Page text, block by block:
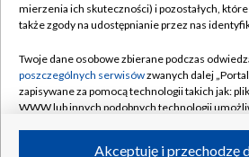
Naziemna Telewizja Cyfrowa
Rada Programowa
System NOS
Informacje o nadawcy
Pomoc
Kontakt
Kanały
mierzenia ich skuteczności) i pozostałych,
także zgody na udostępnianie przez nas
Twoje dane osobowe zbierane podczas
poszczególnych serwisówzwanych dalej
zapisywane za pomocą technologii takich jak:
WWW lub innych podobnych technologii
Akceptuję i przechodzę